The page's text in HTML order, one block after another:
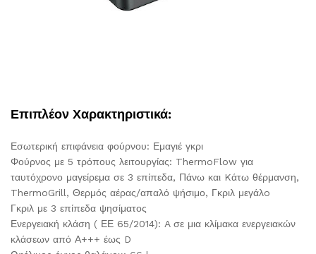
Επιπλέον Χαρακτηριστικά:
Εσωτερική επιφάνεια φούρνου: Εμαγιέ γκρι
Φούρνος με 5 τρόπους λειτουργίας: ThermoFlow για
ταυτόχρονο μαγείρεμα σε 3 επίπεδα, Πάνω και Kάτω θέρμανση,
ThermoGrill, Θερμός αέρας/απαλό ψήσιμο, Γκριλ μεγάλo
Γκριλ με 3 επίπεδα ψησίματος
Ενεργειακή κλάση ( ΕΕ 65/2014): A σε μια κλίμακα ενεργειακών
κλάσεων από Α+++ έως D